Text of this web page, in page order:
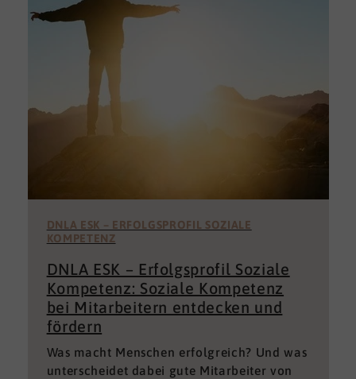
DNLA ESK – ERFOLGSPROFIL SOZIALE
KOMPETENZ
DNLA ESK – Erfolgsprofil Soziale
Kompetenz: Soziale Kompetenz
bei Mitarbeitern entdecken und
fördern
Was macht Menschen erfolgreich? Und was
unterscheidet dabei gute Mitarbeiter von